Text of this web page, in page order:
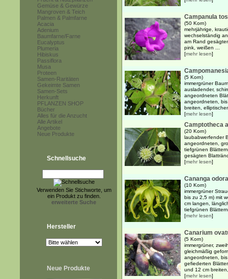
Gemüse & Gewürze
Mangroven & Teich
Palmen & Palmfarne
Acacia
Adenium
Baumfarne/Farne
Eucalyptus
Plumeria
Hibiskus
Passiflora
Musa
Proteen
Samen-Raritäten
Gekeimte Samen
Samen-Sets
Herkunft
PFLANZEN SHOP
Bücher
Alles für die Anzucht
Alle Artikel
Angebote
Neue Produkte
Schnellsuche
Verwenden Sie Stichworte, um
ein Produkt zu finden.
erweiterte Suche
Hersteller
Neue Produkte
Campanula
(50 Korn)
mehrjährige,
wechselständig
am Rand
pink, weißen ...
[mehr lesen]
(5 Korn)
immergrüner
ausladender,
angeordneten
angeordneten,
breiten,
[mehr lesen]
Camptotheca
(20 Korn)
laubabwerfender
angeordneten,
tiefgrünen
gesägten
[mehr lesen]
Cananga
(10 Korn)
immergrüner
bis zu 2,5 m) mit
cm langen,
tiefgrünen
[mehr lesen]
Canarium
(5 Korn)
immergrüner,
gleichmäßig
angeordneten,
gefiederten
und 12 cm
[mehr lesen]